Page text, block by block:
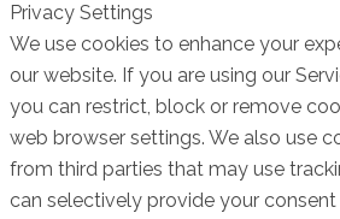
Privacy Settings
We use cookies to enhance your
our website. If you are using our
you can restrict, block or remove
web browser settings. We also use
from third parties that may use
can selectively provide your